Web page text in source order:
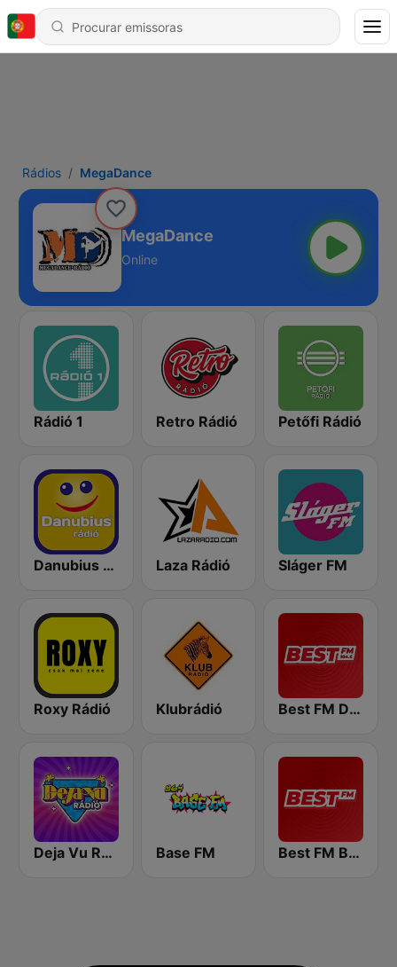
Rádios MegaDance
MegaDance
Online
Rádió 1 Retro Rádió Petőfi Rádió
Danubius Rádió Laza Rádió Sláger FM
Roxy Rádió Klubrádió Best FM Debrecen
Deja Vu Rádió Base FM Best FM Budapest